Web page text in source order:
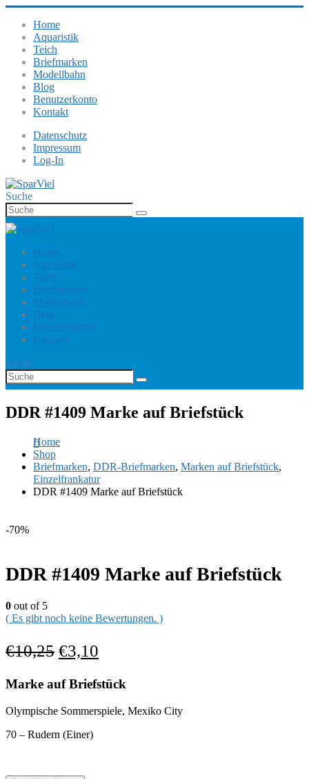
Home
Aquaristik
Teich
Briefmarken
Modellbahn
Blog
Benutzerkonto
Kontakt
Datenschutz
Impressum
Log-In
Suche
Home
Aquaristik
Teich
Briefmarken
Modellbahn
Blog
Benutzerkonto
Kontakt
Suche
DDR #1409 Marke auf Briefstück
Home
Shop
Briefmarken, DDR-Briefmarken, Marken auf Briefstück,
Einzelfrankatur
DDR #1409 Marke auf Briefstück
-70%
DDR #1409 Marke auf Briefstück
0 out of 5
( Es gibt noch keine Bewertungen. )
€10,25 €3,10
Marke auf Briefstück
Olympische Sommerspiele, Mexiko City
70 – Rudern (Einer)